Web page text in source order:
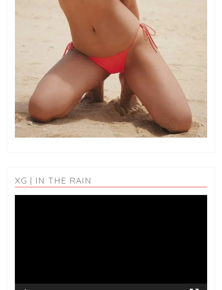
XG | IN THE RAIN